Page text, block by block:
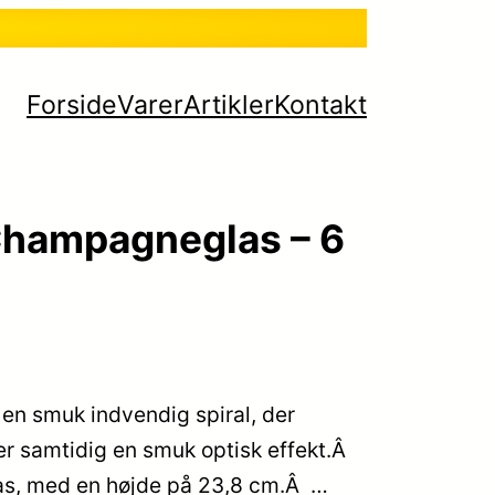
ForsideVarerArtiklerKontakt
– 6
smuk indvendig spiral, der
samtidig en smuk optisk effekt.Â
med en højde på 23,8 cm.Â …